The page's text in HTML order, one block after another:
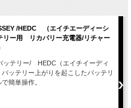
/HEDC （エイチエーディーシ
ー用 リカバリー充電器/リチャー
ッテリー/ HEDC（エイチイーディ
ッテリー上がりを起こしたバッテリ
簡単操作。